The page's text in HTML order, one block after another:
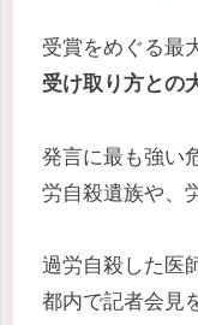
受賞をめぐる最
受け取り方との
発言に最も強い
労自殺遺族や、
過労自殺した医
都内で記者会見